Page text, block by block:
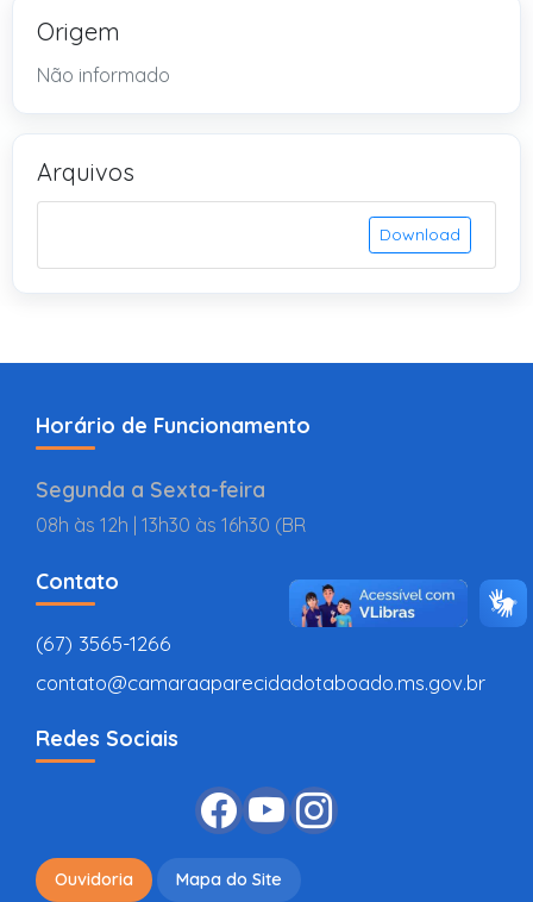
Origem
Não informado
Arquivos
Download
Horário de Funcionamento
Segunda a Sexta-feira
08h às 12h | 13h30 às 16h30 (BR
Contato
(67) 3565-1266
contato@camaraaparecidadotaboado.ms.gov.br
Redes Sociais
Ouvidoria Mapa do Site